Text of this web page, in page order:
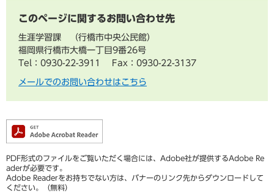
このページに関するお問い合わせ先
生涯学習課
行橋市中央公民館
福岡県行橋市大橋一丁目9番26号
Tel：0930-22-3911
Fax：0930-22-3137
メールでのお問い合わせはこちら
PDF形式のファイルをご覧いただく場合には、Adobe社が提供するAdobe Re
aderが必要です。
Adobe Readerをお持ちでない方は、バナーのリンク先からダウンロードして
ください。（無料）